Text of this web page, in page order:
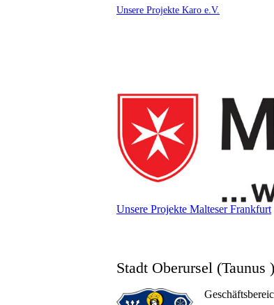
Unsere Projekte Karo e.V.
Unsere Projekte Malteser Frankfurt
Stadt Oberursel (Taunus )